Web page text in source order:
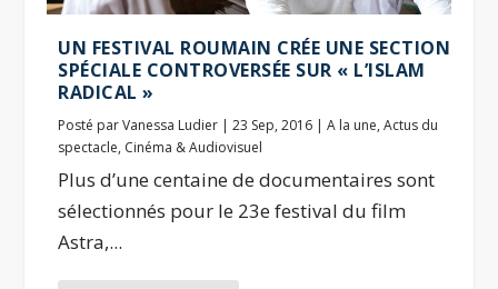
UN FESTIVAL ROUMAIN CRÉE UNE SECTION
SPÉCIALE CONTROVERSÉE SUR « L’ISLAM
RADICAL »
Posté parVanessa Ludier |23 Sep, 2016 |A la une,Actus du
spectacle, Cinéma & Audiovisuel
Plus d’une centaine de documentaires sont
sélectionnés pour le 23e festival du film
Astra,...